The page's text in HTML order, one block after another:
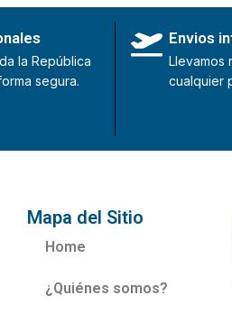
la República
segura.
Envios
Llevamos
cualquier
Mapa del Sitio
Home
¿Quiénes somos?